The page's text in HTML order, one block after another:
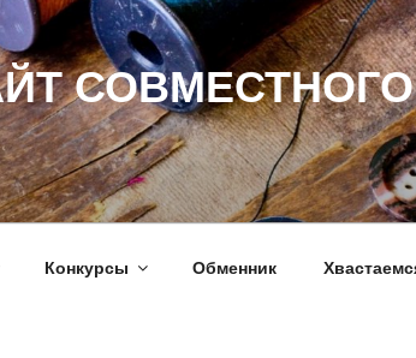
СОВМЕСТНОГО
Конкурсы Обменник